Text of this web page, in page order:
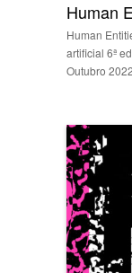
Human
Human
artificial 6ª
Outubro